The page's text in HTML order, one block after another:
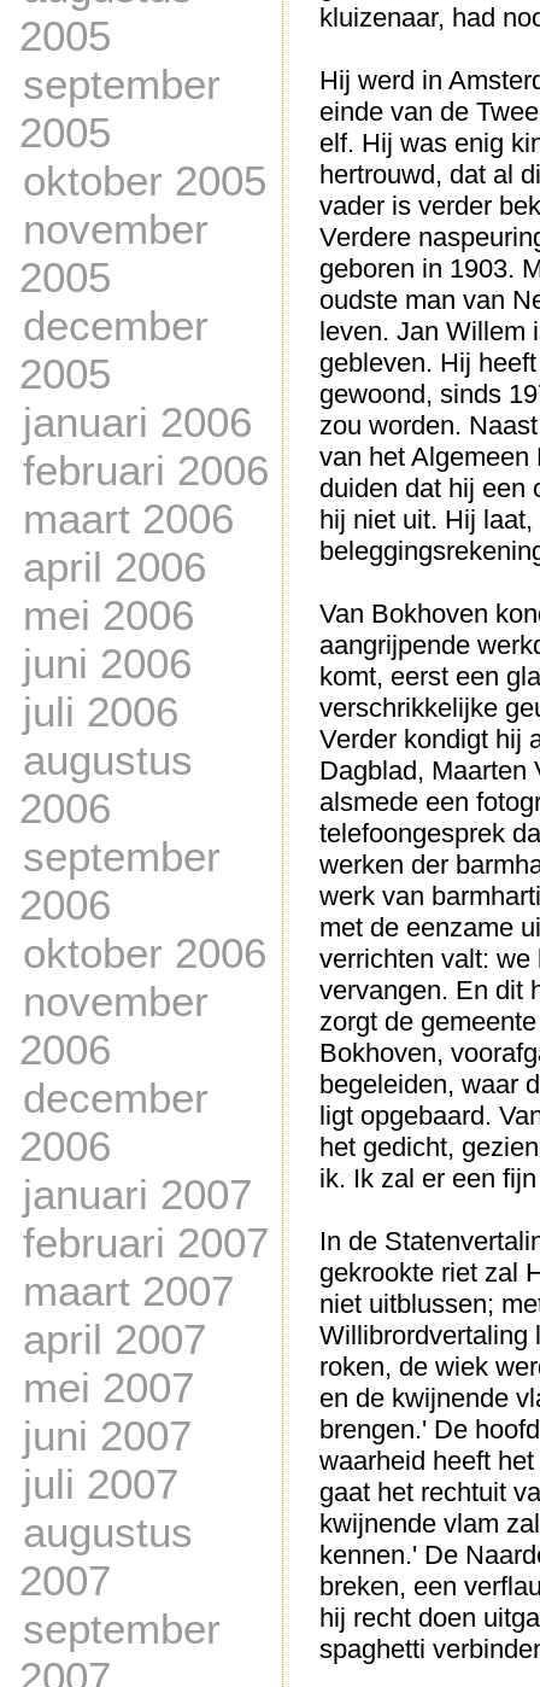
kluizenaar, had
Hij werd in
einde van de
elf. Hij was enig
hertrouwd, dat al
vader is verder
Verdere
geboren in 1903.
oudste man van
leven. Jan Willem
gebleven. Hij
gewoond, sinds
zou worden.
van het
duiden dat hij een
hij niet uit. Hij
Van Bokhoven
aangrijpende
komt, eerst een
verschrikkelijke
Verder kondigt hij
Dagblad, Maarten
alsmede een
telefoongesprek
werken der
werk van
met de eenzame
verrichten valt:
vervangen. En dit
zorgt de
Bokhoven,
begeleiden, waar
ligt opgebaard.
het gedicht,
ik. Ik zal er een
In de
gekrookte riet zal
niet uitblussen;
Willibrordvertaling
roken, de wiek
en de kwijnende
brengen.' De
waarheid heeft
gaat het rechtuit
kwijnende vlam
kennen.' De
breken, een
hij recht doen
spaghetti
2005
september
2005
oktober 2005
november
2005
december
2005
januari 2006
februari 2006
maart 2006
april 2006
mei 2006
juni 2006
juli 2006
augustus
2006
september
2006
oktober 2006
november
2006
december
2006
januari 2007
februari 2007
maart 2007
april 2007
mei 2007
juni 2007
juli 2007
augustus
2007
september
2007